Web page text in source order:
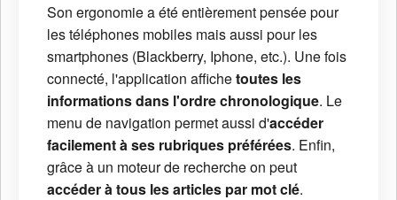
Son ergonomie a été entièrement pensée pour
les téléphones mobiles mais aussi pour les
smartphones (Blackberry, Iphone, etc.). Une fois
connecté, l'application affichetoutes les
informations dans l'ordre chronologique. Le
menu de navigation permet aussi d'accéder
facilement à ses rubriques préférées. Enfin,
grâce à un moteur de recherche on peut
accéder à tous les articles par mot clé.